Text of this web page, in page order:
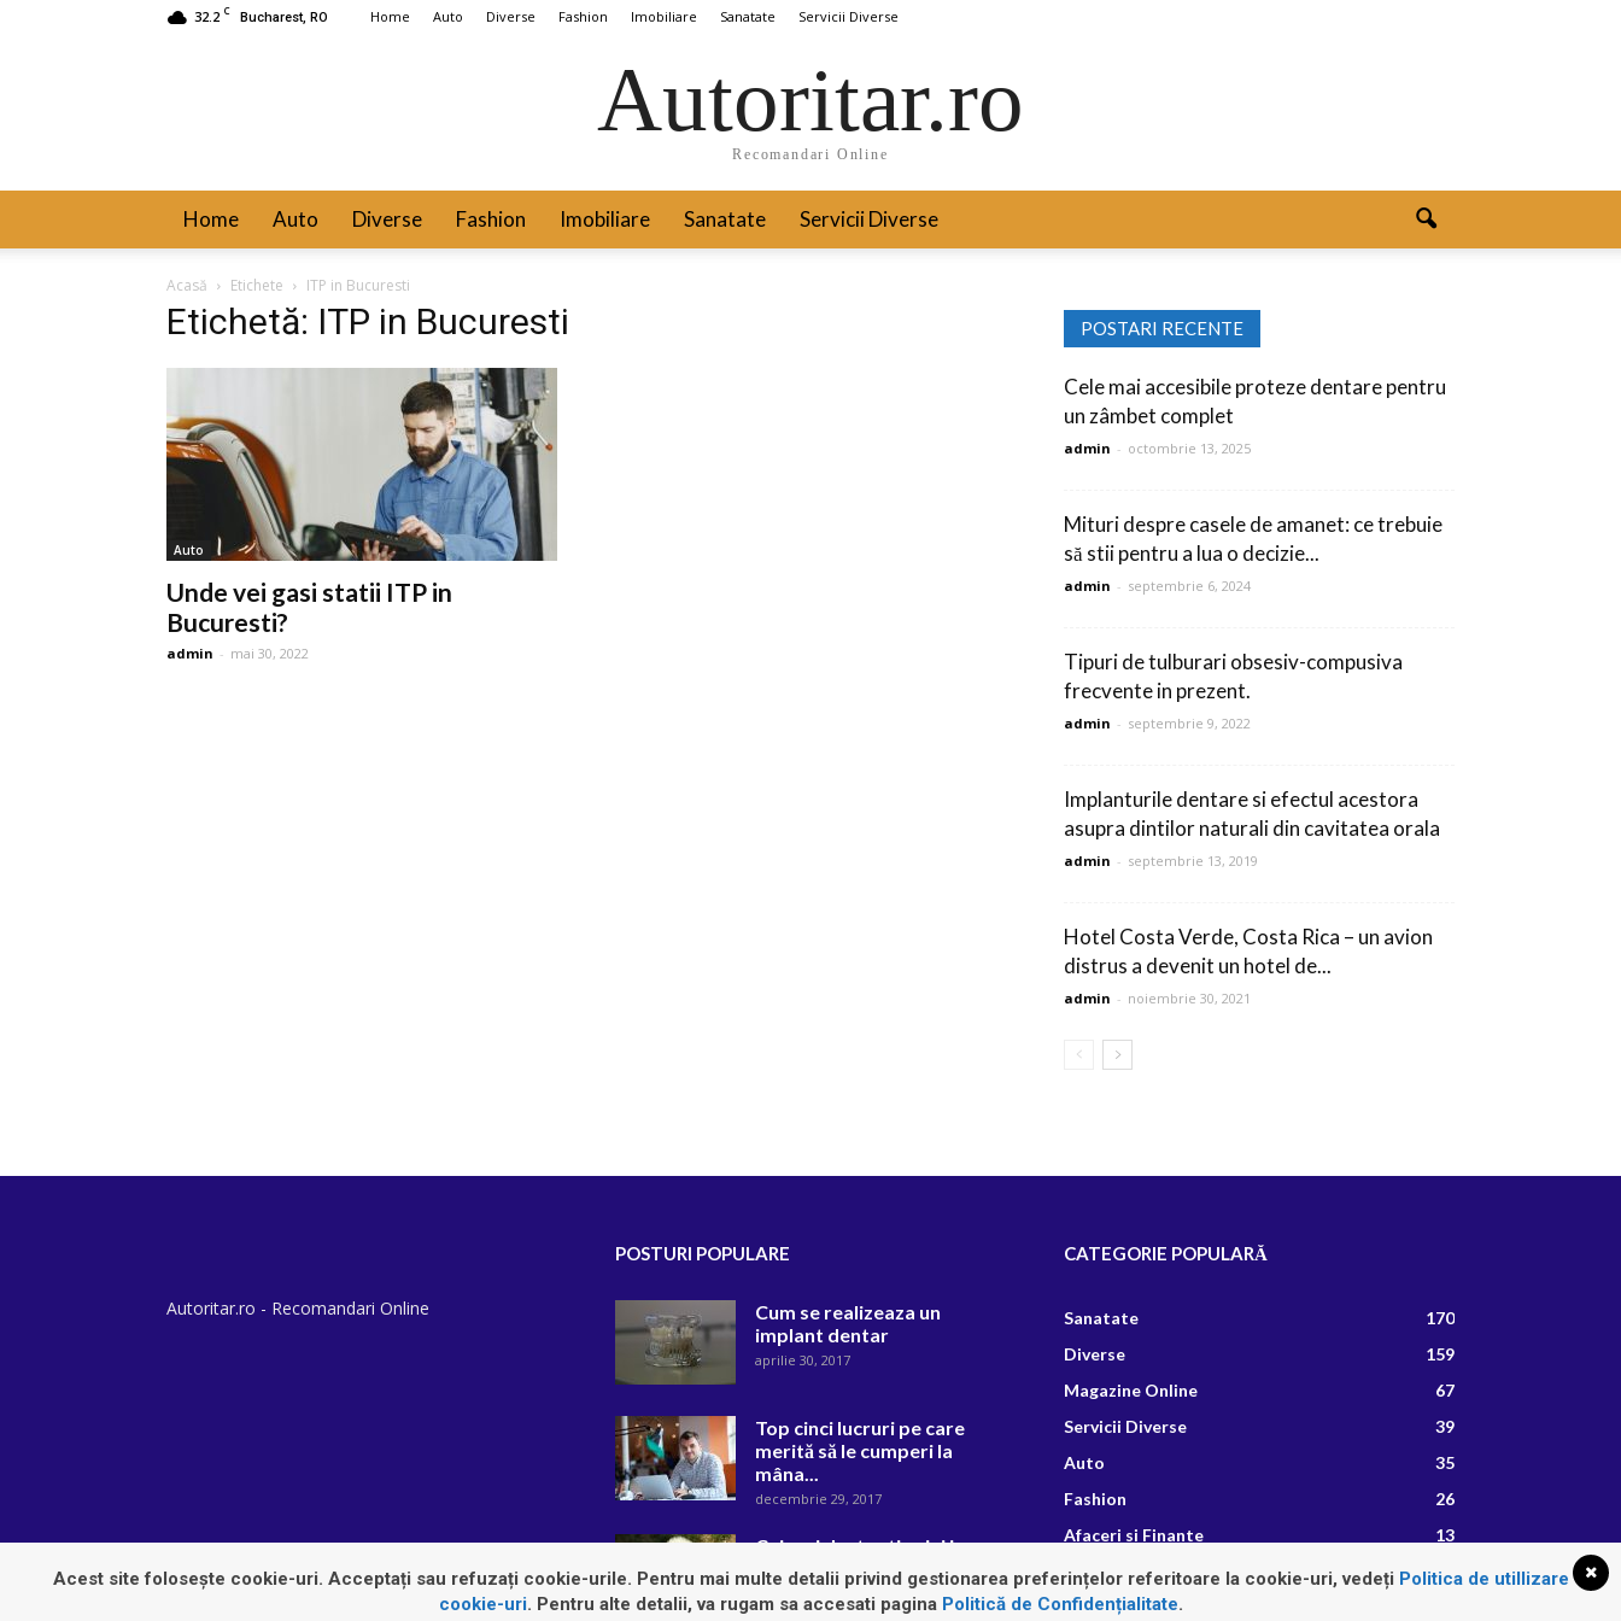
32.2 C Bucharest, RO Home Auto Diverse Fashion Imobiliare Sanatate Servicii Diverse
Autoritar.ro
Recomandari Online
Home Auto Diverse Fashion Imobiliare Sanatate Servicii Diverse
Acasă Etichete ITP in Bucuresti
Etichetă: ITP in Bucuresti
Auto
Unde vei gasi statii ITP in
Bucuresti?
admin - mai 30, 2022
POSTARI RECENTE
Cele mai accesibile proteze dentare pentru
un zâmbet complet
admin - octombrie 13, 2025
Mituri despre casele de amanet: ce trebuie
să stii pentru a lua o decizie...
admin - septembrie 6, 2024
Tipuri de tulburari obsesiv-compusiva
frecvente in prezent.
admin - septembrie 9, 2022
Implanturile dentare si efectul acestora
asupra dintilor naturali din cavitatea orala
admin - septembrie 13, 2019
Hotel Costa Verde, Costa Rica – un avion
distrus a devenit un hotel de...
admin - noiembrie 30, 2021
Autoritar.ro - Recomandari Online
POSTURI POPULARE
Cum se realizeaza un
implant dentar
aprilie 30, 2017
Top cinci lucruri pe care
merită să le cumperi la
mâna...
decembrie 29, 2017
Cei mai destepti caini in
functie de rasa
august 28, 2018
CATEGORIE POPULARĂ
Sanatate
170
Diverse
159
Magazine Online
67
Servicii Diverse
39
Auto
35
Fashion
26
Afaceri si Finante
13
Retete Culinare
8
Acest site folosește cookie-uri. Acceptați sau refuzați cookie-urile. Pentru mai multe detalii privind gestionarea preferințelor referitoare la cookie-uri, vedeți Politica de utillizare
cookie-uri. Pentru alte detalii, va rugam sa accesati pagina Politică de Confidențialitate.